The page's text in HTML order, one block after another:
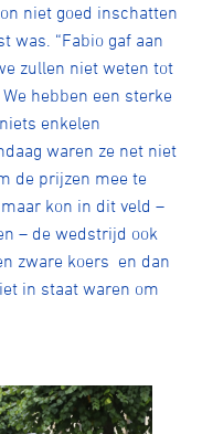
niet goed inschatten
was. “Fabio gaf aan
zullen niet weten tot
hebben een sterke
enkelen
waren ze net niet
de prijzen mee te
kon in dit veld –
– de wedstrijd ook
zware koers en dan
in staat waren om